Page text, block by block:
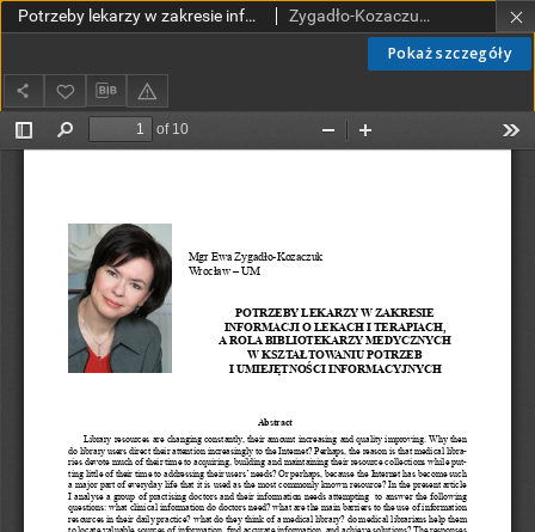
Pokaż szczegóły
Potrzeby lekarzy w zakresie informacji o lekach i terapiach a rola bibliotekarzy medycznych w kształtowaniu potrzeb i umiejętności informacyjnych Zygadło-Kozaczuk, Ewa